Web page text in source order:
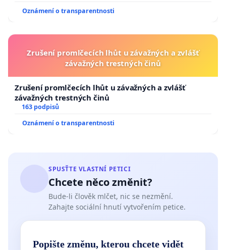
Oznámení o transparentnosti
Zrušení promlčecích lhůt u závažných a zvlášť
závažných trestných činů
Zrušení promlčecích lhůt u závažných a zvlášť
závažných trestných činů
163 podpisů
Oznámení o transparentnosti
SPUSŤTE VLASTNÍ PETICI
Chcete něco změnit?
Bude-li člověk mlčet, nic se nezmění.
Zahajte sociální hnutí vytvořením petice.
Popište změnu, kterou chcete vidět